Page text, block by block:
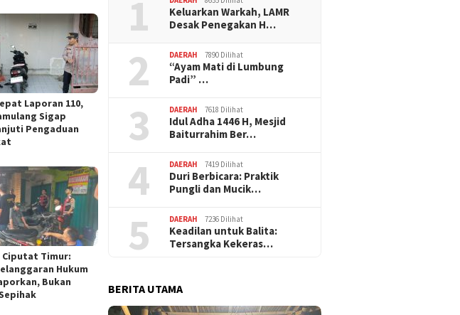
Laporan 110,
Sigap
Pengaduan
Ciputat Timur:
Hukum
Bukan
1
Keluarkan Warkah, LAMR
Desak Penegakan H…
2 DAERAH 7890 Dilihat
“Ayam Mati di Lumbung
Padi” …
3 DAERAH 7618 Dilihat
Idul Adha 1446 H, Mesjid
Baiturrahim Ber…
4 DAERAH 7419 Dilihat
Duri Berbicara: Praktik
Pungli dan Mucik…
5 DAERAH 7236 Dilihat
Keadilan untuk Balita:
Tersangka Kekeras…
BERITA UTAMA